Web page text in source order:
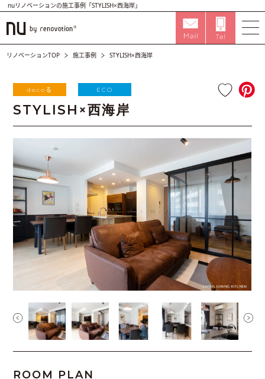
nuリノベーションの施工事例「STYLISH×西海岸」
リノベーションTOP 施工事例 STYLISH×西海岸
decoる ECO
STYLISH×西海岸
ROOM PLAN